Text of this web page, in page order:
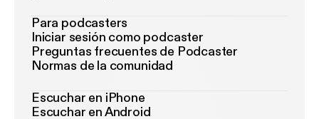
Para podcasters
Iniciar sesión como podcaster
Preguntas frecuentes de Podcaster
Normas de la comunidad
Escuchar en iPhone
Escuchar en Android